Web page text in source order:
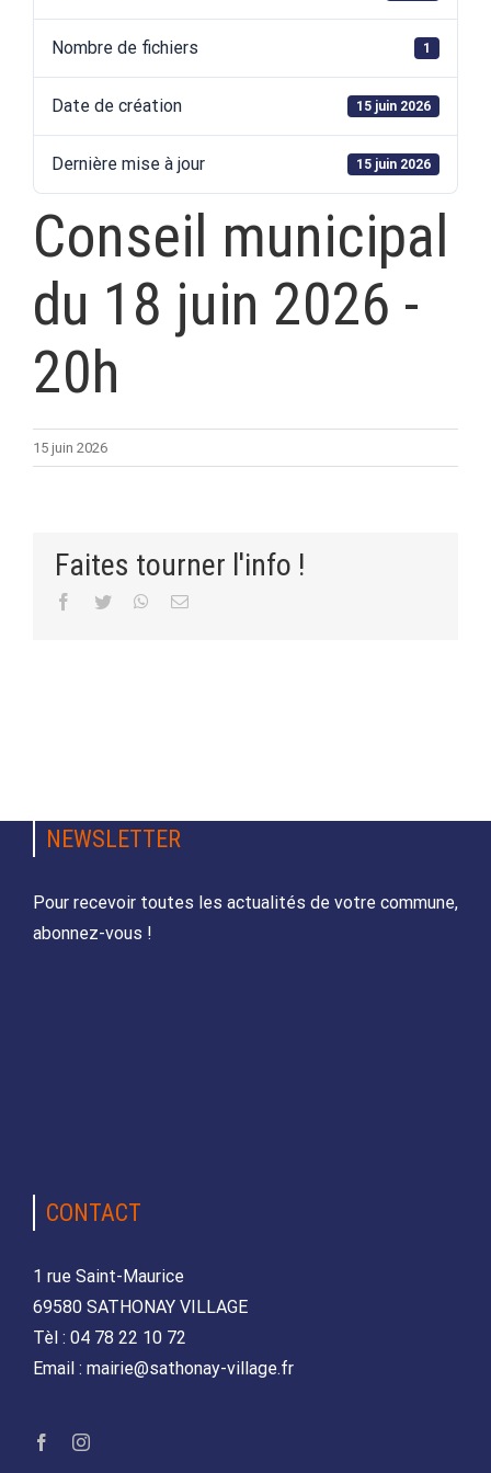
Nombre de fichiers 1
Date de création 15 juin 2026
Dernière mise à jour 15 juin 2026
Conseil municipal
du 18 juin 2026 -
20h
15 juin 2026
Faites tourner l'info !
Facebook
Twitter WhatsApp
Email
NEWSLETTER
Pour recevoir toutes les actualités de votre commune,
abonnez-vous !
CONTACT
1 rue Saint-Maurice
69580 SATHONAY VILLAGE
Tèl : 04 78 22 10 72
Email : mairie@sathonay-village.fr